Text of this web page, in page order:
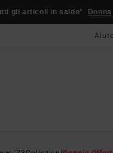
gli articoli in saldo* Donna